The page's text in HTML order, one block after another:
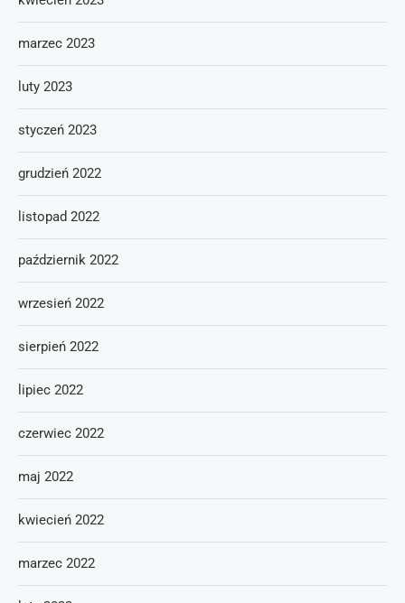
marzec 2023
luty 2023
styczeń 2023
grudzień 2022
listopad 2022
październik 2022
wrzesień 2022
sierpień 2022
lipiec 2022
czerwiec 2022
maj 2022
kwiecień 2022
marzec 2022